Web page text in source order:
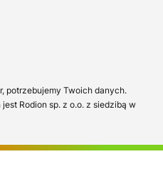
potrzebujemy Twoich danych.
Rodion sp. z o.o. z siedzibą w